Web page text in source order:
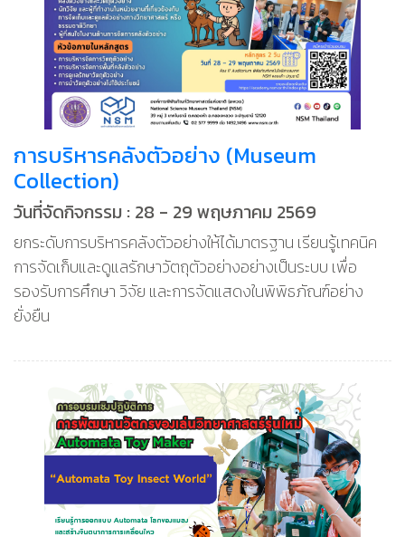
การบริหารคลังตัวอย่าง (Museum
Collection)
วันที่จัดกิจกรรม : 28 - 29 พฤษภาคม 2569
ยกระดับการบริหารคลังตัวอย่างให้ได้มาตรฐาน เรียนรู้เทคนิค
การจัดเก็บและดูแลรักษาวัตถุตัวอย่างอย่างเป็นระบบ เพื่อ
รองรับการศึกษา วิจัย และการจัดแสดงในพิพิธภัณฑ์อย่าง
ยั่งยืน